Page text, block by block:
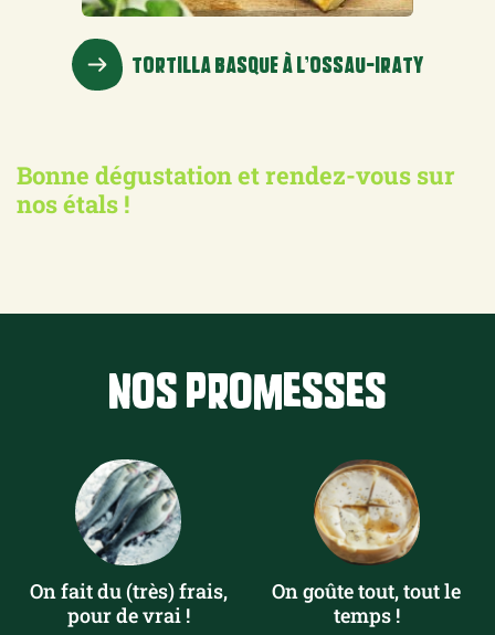
TORTILLA BASQUE À L’OSSAU-IRATY
Bonne dégustation et rendez-vous sur
nos étals !
Nos promesses
On fait du (très) frais,
pour de vrai !
On goûte tout, tout le
temps !